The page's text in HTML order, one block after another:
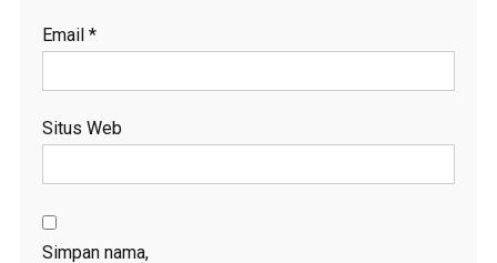
Email *
Situs Web
Simpan nama,